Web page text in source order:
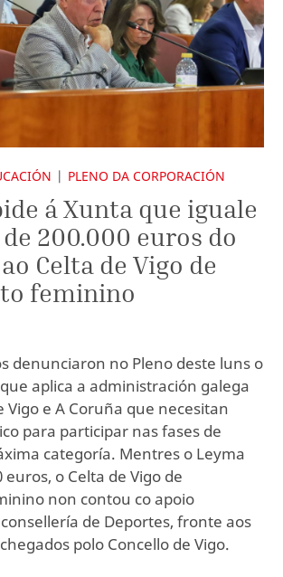
PLENO DA CORPORACIÓN
á Xunta que iguale
200.000 euros do
Celta de Vigo de
feminino
denunciaron no Pleno deste luns o
aplica a administración galega
Vigo e A Coruña que necesitan
para participar nas fases de
categoría. Mentres o Leyma
euros, o Celta de Vigo de
non contou co apoio
de Deportes, fronte aos
polo Concello de Vigo.